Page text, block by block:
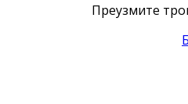
Преузмите